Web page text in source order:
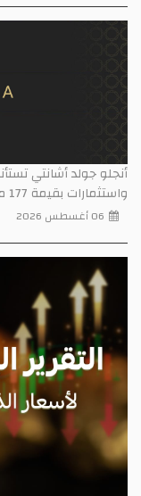
أنجلو جولد أشانتي
واستثمارات بقيمة 177 مليون دولار لتوسعة وتطوير منجم السكري
06 أغسطس 2026